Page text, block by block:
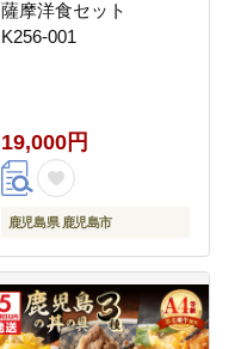
薩摩洋食セット
K256-001
19,000円
鹿児島県 鹿児島市